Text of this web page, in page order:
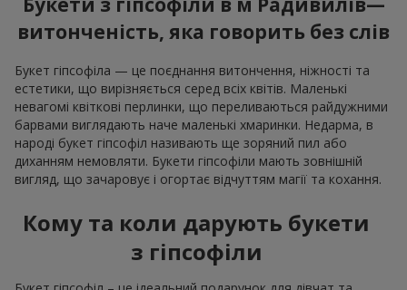
витонченість, яка говорить без слів
Букет гіпсофіла — це поєднання витончення, ніжності та
естетики, що вирізняється серед всіх квітів. Маленькі
невагомі квіткові перлинки, що переливаються райдужними
барвами виглядають наче маленькі хмаринки. Недарма, в
народі букет гіпсофіл називають ще зоряний пил або
диханням немовляти. Букети гіпсофіли мають зовнішній
вигляд, що зачаровує і огортає відчуттям магії та кохання.
Кому та коли дарують букети
з гіпсофіли